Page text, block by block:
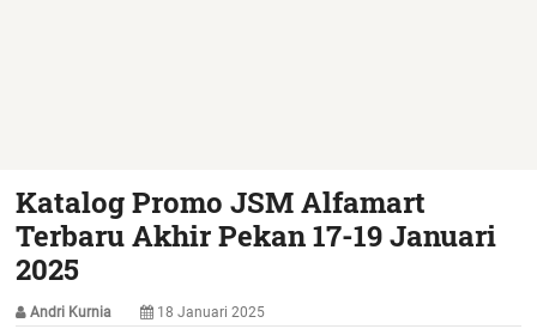
Katalog Promo JSM Alfamart
Terbaru Akhir Pekan 17-19 Januari
2025
Andri Kurnia 18 Januari 2025